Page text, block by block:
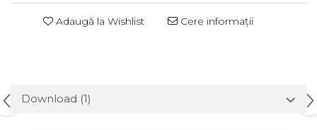
Adaugă la Wishlist Cere informații
Download (1)